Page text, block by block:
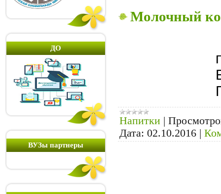
ДО
ВУЗы партнеры
Молочный
Напитки |
Дата: 02.10.2016 |